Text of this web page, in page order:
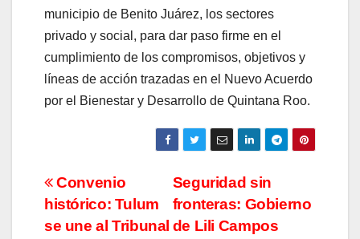
municipio de Benito Juárez, los sectores
privado y social, para dar paso firme en el
cumplimiento de los compromisos, objetivos y
líneas de acción trazadas en el Nuevo Acuerdo
por el Bienestar y Desarrollo de Quintana Roo.
Navegación
de
Seguridad sin
fronteras: Gobierno
de Lili Campos
Convenio
histórico: Tulum
se une al Tribunal